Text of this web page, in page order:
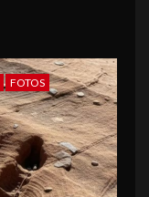
FOTOS